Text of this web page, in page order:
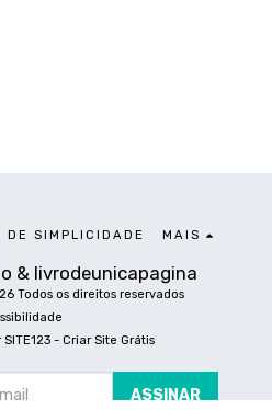
& livrodeunicapagina
Todos os direitos reservados
SITE123 - Criar Site Grátis
DE SIMPLICIDADE MAIS
ASSINAR